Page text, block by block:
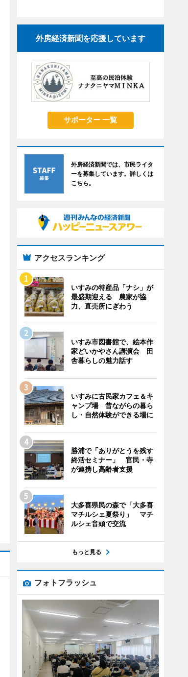
外房経済新聞を応援しています
サポーター 一覧
外房経済新聞では、市民ライタ
ーを募集しています。詳しくは
こちら。
アクセスランキング
いすみの特産品「ナシ」が
最盛期迎える 農家が協
力、直売所にぎわう
いすみ市図書館で、絵本作
家どいかやさん講演会 田
舎暮らしの魅力話す
いすみに古民家カフェ＆キ
ャンプ場 昔ながらの暮ら
し・自然体験ができる場に
勝浦で「ありがとうを残す
終活セミナー」 官民・寺
が連携し高齢者支援
大多喜県民の森で「大多喜
マチルシェ夏祭り」 マチ
ルシェ音頭で交流
もっと見る
フォトフラッシュ